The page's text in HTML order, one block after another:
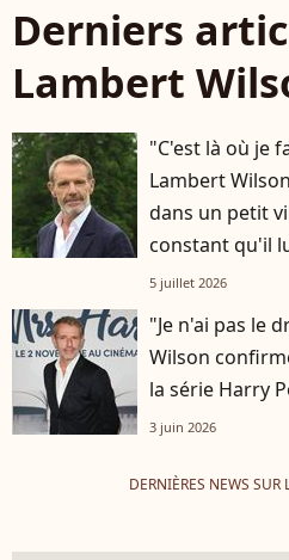
Derniers
Lambert
"C'est là où je
Lambert
dans un petit
constant qu'il
5 juillet 2026
"Je n'ai pas le
Wilson
la série Harry
3 juin 2026
DERNIÈRES NEWS